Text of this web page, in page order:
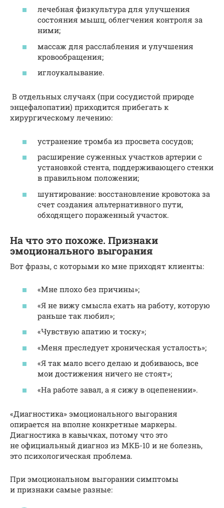
лечебная физкультура для улучшения
состояния мышц, облегчения контроля за
ними;
массаж для расслабления и улучшения
кровообращения;
иглоукалывание.
В отдельных случаях (при сосудистой природе
энцефалопатии) приходится прибегать к
хирургическому лечению:
устранение тромба из просвета сосудов;
расширение суженных участков артерии с
установкой стента, поддерживающего стенки
в правильном положении;
шунтирование: восстановление кровотока за
счет создания альтернативного пути,
обходящего пораженный участок.
На что это похоже. Признаки
эмоционального выгорания
Вот фразы, с которыми ко мне приходят клиенты:
«Мне плохо без причины»;
«Я не вижу смысла ехать на работу, которую
раньше так любил»;
«Чувствую апатию и тоску»;
«Меня преследует хроническая усталость»;
«Я так мало всего делаю и добиваюсь, все
мои достижения ничего не стоят»;
«На работе завал, а я сижу в оцепенении».
«Диагностика» эмоционального выгорания
опирается на вполне конкретные маркеры.
Диагностика в кавычках, потому что это
не официальный диагноз из МКБ-10 и не болезнь,
это психологическая проблема.
При эмоциональном выгорании симптомы
и признаки самые разные: